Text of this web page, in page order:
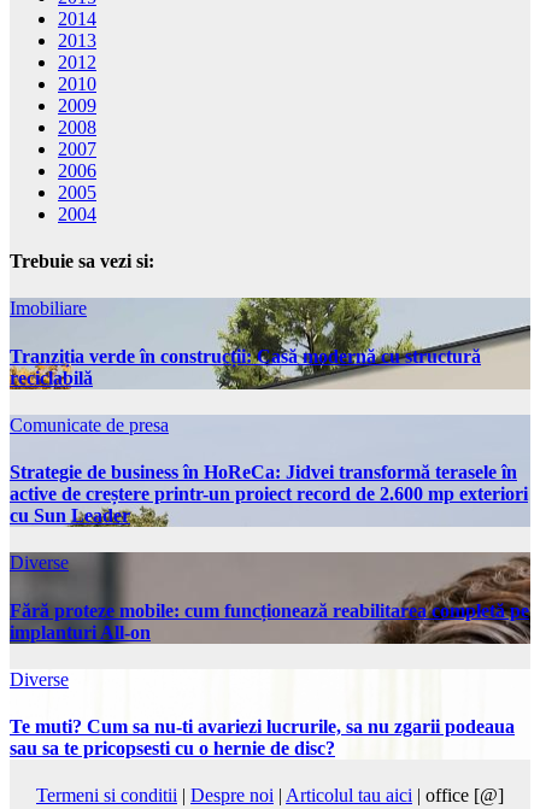
2014
2013
2012
2010
2009
2008
2007
2006
2005
2004
Trebuie sa vezi si:
Imobiliare
Tranziția verde în construcții: Casă modernă cu structură
reciclabilă
Comunicate de presa
Strategie de business în HoReCa: Jidvei transformă terasele în
active de creștere printr-un proiect record de 2.600 mp exteriori
cu Sun Leader
Diverse
Fără proteze mobile: cum funcționează reabilitarea completă pe
implanturi All-on
Diverse
Te muti? Cum sa nu-ti avariezi lucrurile, sa nu zgarii podeaua
sau sa te pricopsesti cu o hernie de disc?
Termeni si conditii Despre noi Articolul tau aici | office [@]